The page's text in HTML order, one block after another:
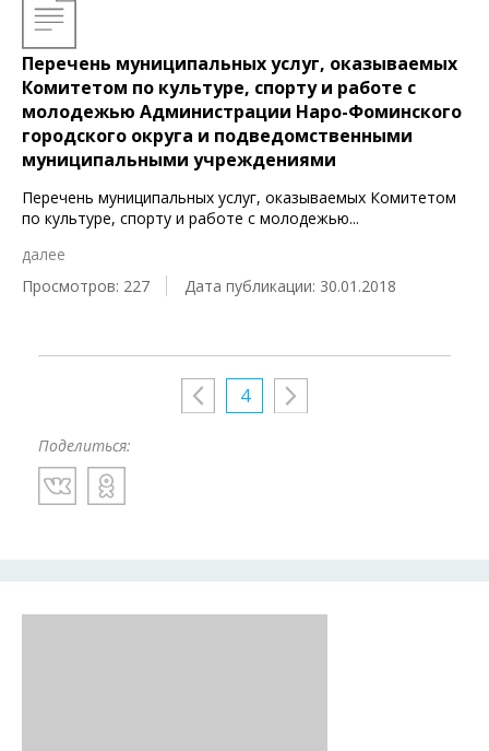
Перечень муниципальных услуг, оказываемых
Комитетом по культуре, спорту и работе с
молодежью Администрации Наро-Фоминского
городского округа и подведомственными
муниципальными учреждениями
Перечень муниципальных услуг, оказываемых Комитетом
по культуре, спорту и работе с молодежью...
далее
Просмотров: 227
Дата публикации: 30.01.2018
4
Поделиться: